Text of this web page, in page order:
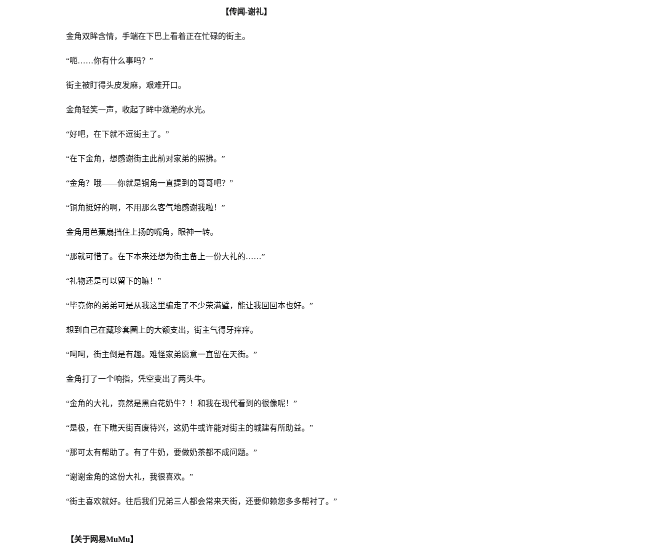
【传闻-谢礼】
金角双眸含情，手端在下巴上看着正在忙碌的街主。
“呃……你有什么事吗？”
街主被盯得头皮发麻，艰难开口。
金角轻笑一声，收起了眸中潋滟的水光。
“好吧，在下就不逗街主了。”
“在下金角，想感谢街主此前对家弟的照拂。”
“金角？哦——你就是铜角一直提到的哥哥吧？”
“铜角挺好的啊，不用那么客气地感谢我啦！”
金角用芭蕉扇挡住上扬的嘴角，眼神一转。
“那就可惜了。在下本来还想为街主备上一份大礼的……”
“礼物还是可以留下的嘛！”
“毕竟你的弟弟可是从我这里骗走了不少荣满璧，能让我回回本也好。”
想到自己在藏珍套圈上的大额支出，街主气得牙痒痒。
“呵呵，街主倒是有趣。难怪家弟愿意一直留在天街。”
金角打了一个响指，凭空变出了两头牛。
“金角的大礼，竟然是黑白花奶牛？！和我在现代看到的很像呢！”
“是极，在下瞧天街百废待兴，这奶牛或许能对街主的城建有所助益。”
“那可太有帮助了。有了牛奶，要做奶茶都不成问题。”
“谢谢金角的这份大礼，我很喜欢。”
“街主喜欢就好。往后我们兄弟三人都会常来天街，还要仰赖您多多帮衬了。”
【关于网易MuMu】